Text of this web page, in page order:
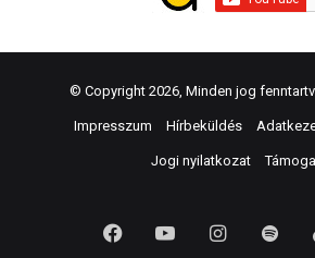
© Copyright 2026, Minden jog
Impresszum Hírbeküldés
Jogi nyilatkozat
FacebookYouTubeInstagram